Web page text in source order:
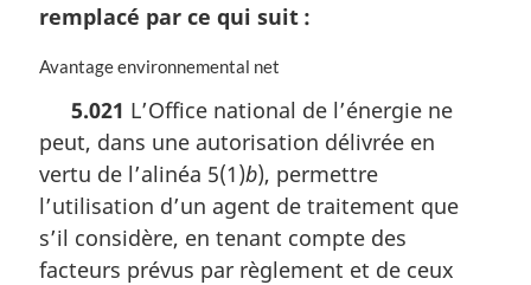
:remplacé par ce qui suit :
N
e
m
r
g
i
Avantage environnemental net
5.021 L’Office national de l’énergie ne
peut, dans une autorisation délivrée en
vertu de l’alinéa 5(1)b), permettre
l’utilisation d’un agent de traitement que
s’il considère, en tenant compte des
facteurs prévus par règlement et de ceux